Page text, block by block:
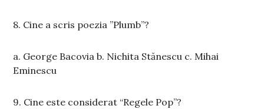
8. Cine a scris poezia ”Plumb”?
a. George Bacovia b. Nichita Stănescu c. Mihai
Eminescu
9. Cine este considerat “Regele Pop”?